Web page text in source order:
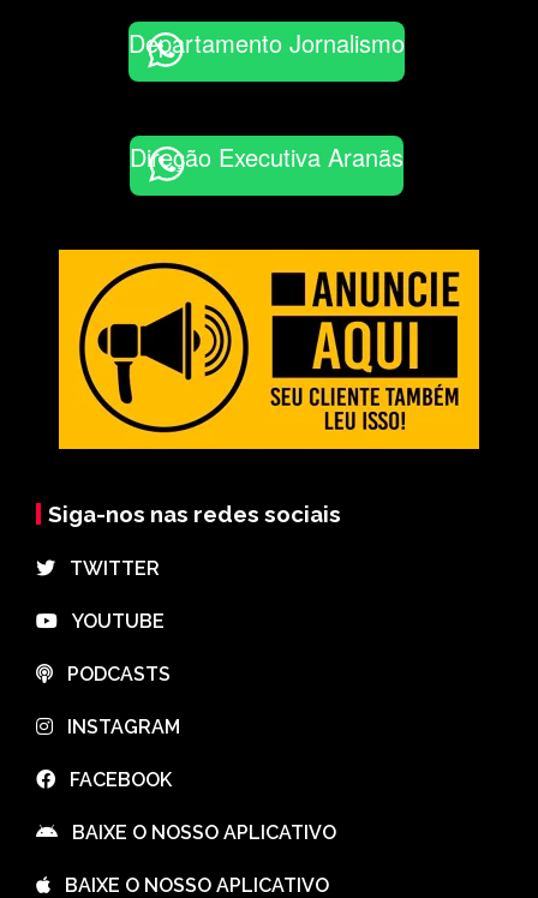
Departamento Jornalismo
Direção Executiva Aranãs
Siga-nos nas redes sociais
⠀TWITTER
⠀YOUTUBE
⠀PODCASTS
⠀INSTAGRAM
⠀FACEBOOK
⠀BAIXE O NOSSO APLICATIVO
⠀BAIXE O NOSSO APLICATIVO